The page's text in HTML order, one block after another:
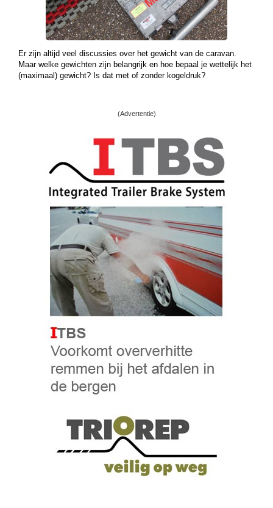
Er zijn altijd veel discussies over het gewicht van de caravan.
Maar welke gewichten zijn belangrijk en hoe bepaal je wettelijk het
(maximaal) gewicht? Is dat met of zonder kogeldruk?
(Advertentie)